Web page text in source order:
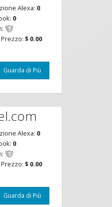
Alexa: 0
0
$ 0.00
Guarda di Più
Alexa: 0
0
$ 0.00
Guarda di Più